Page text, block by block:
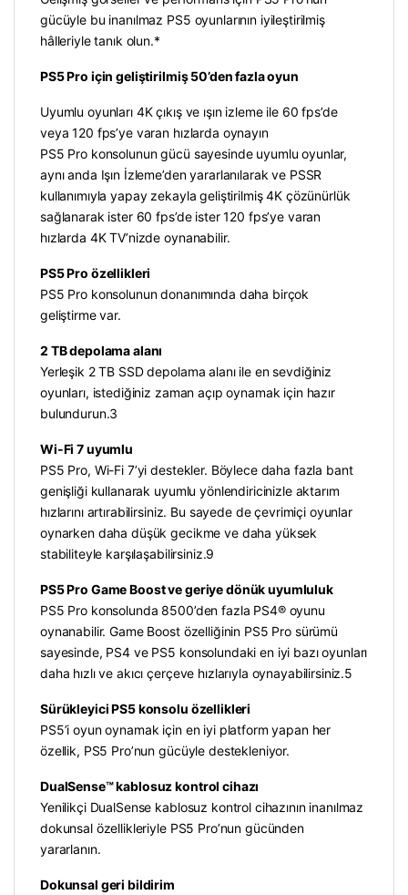
gücüyle bu inanılmaz PS5 oyunlarının iyileştirilmiş
hâlleriyle tanık olun.*
PS5 Pro için geliştirilmiş 50’den fazla oyun
Uyumlu oyunları 4K çıkış ve ışın izleme ile 60 fps’de
veya 120 fps’ye varan hızlarda oynayın
PS5 Pro konsolunun gücü sayesinde uyumlu oyunlar,
aynı anda Işın İzleme’den yararlanılarak ve PSSR
kullanımıyla yapay zekayla geliştirilmiş 4K çözünürlük
sağlanarak ister 60 fps’de ister 120 fps’ye varan
hızlarda 4K TV’nizde oynanabilir.
PS5 Pro özellikleri
PS5 Pro konsolunun donanımında daha birçok
geliştirme var.
2 TB depolama alanı
Yerleşik 2 TB SSD depolama alanı ile en sevdiğiniz
oyunları, istediğiniz zaman açıp oynamak için hazır
bulundurun.3
Wi-Fi 7 uyumlu
PS5 Pro, Wi-Fi 7’yi destekler. Böylece daha fazla bant
genişliği kullanarak uyumlu yönlendiricinizle aktarım
hızlarını artırabilirsiniz. Bu sayede de çevrimiçi oyunlar
oynarken daha düşük gecikme ve daha yüksek
stabiliteyle karşılaşabilirsiniz.9
PS5 Pro Game Boost ve geriye dönük uyumluluk
PS5 Pro konsolunda 8500’den fazla PS4® oyunu
oynanabilir. Game Boost özelliğinin PS5 Pro sürümü
sayesinde, PS4 ve PS5 konsolundaki en iyi bazı oyunları
daha hızlı ve akıcı çerçeve hızlarıyla oynayabilirsiniz.5
Sürükleyici PS5 konsolu özellikleri
PS5’i oyun oynamak için en iyi platform yapan her
özellik, PS5 Pro’nun gücüyle destekleniyor.
DualSense™ kablosuz kontrol cihazı
Yenilikçi DualSense kablosuz kontrol cihazının inanılmaz
dokunsal özellikleriyle PS5 Pro’nun gücünden
yararlanın.
Dokunsal geri bildirim